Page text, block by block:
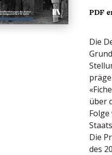
PDF
Die
über
Die
des